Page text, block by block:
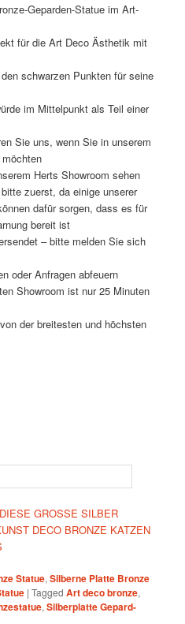
Geparden-Statue im Art-
für die Art Deco Ästhetik mit
schwarzen Punkten für seine
im Mittelpunkt als Teil einer
Sie uns, wenn Sie in unserem
Herts Showroom sehen
zuerst, da einige unserer
dafür sorgen, dass es für
bereit ist
– bitte melden Sie sich
oder Anfragen abfeuern
Showroom ist nur 25 Minuten
der breitesten und höchsten
GROSSE SILBER
DECO BRONZE KATZEN
Statue,Silberne Platte Bronze
|Tagged Art deco bronze,
,Silberplatte Gepard-